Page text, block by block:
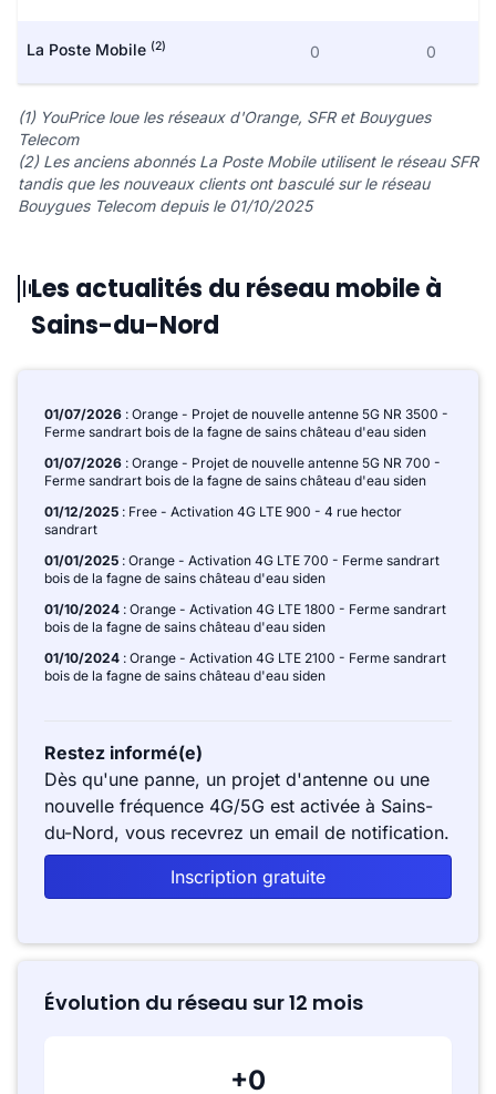
La Poste Mobile (2) 0 0
(1) YouPrice loue les réseaux d'Orange, SFR et Bouygues
Telecom
(2) Les anciens abonnés La Poste Mobile utilisent le réseau SFR
tandis que les nouveaux clients ont basculé sur le réseau
Bouygues Telecom depuis le 01/10/2025
Les actualités du réseau mobile à
Sains-du-Nord
01/07/2026 : Orange - Projet de nouvelle antenne 5G NR 3500 -
Ferme sandrart bois de la fagne de sains château d'eau siden
01/07/2026 : Orange - Projet de nouvelle antenne 5G NR 700 -
Ferme sandrart bois de la fagne de sains château d'eau siden
01/12/2025 : Free - Activation 4G LTE 900 - 4 rue hector
sandrart
01/01/2025 : Orange - Activation 4G LTE 700 - Ferme sandrart
bois de la fagne de sains château d'eau siden
01/10/2024 : Orange - Activation 4G LTE 1800 - Ferme sandrart
bois de la fagne de sains château d'eau siden
01/10/2024 : Orange - Activation 4G LTE 2100 - Ferme sandrart
bois de la fagne de sains château d'eau siden
Restez informé(e)
Dès qu'une panne, un projet d'antenne ou une
nouvelle fréquence 4G/5G est activée à Sains-
du-Nord, vous recevrez un email de notification.
Inscription gratuite
Évolution du réseau sur 12 mois
+0